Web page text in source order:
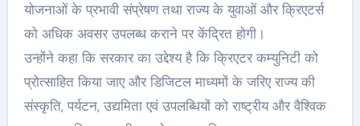
योजनाओं के प्रभावी संप्रेषण तथा राज्य के युवाओं और क्रिएटर्स
को अधिक अवसर उपलब्ध कराने पर केंद्रित होगी।
उन्होंने कहा कि सरकार का उद्देश्य है कि क्रिएटर कम्युनिटी को
प्रोत्साहित किया जाए और डिजिटल माध्यमों के जरिए राज्य की
संस्कृति, पर्यटन, उद्यमिता एवं उपलब्धियों को राष्ट्रीय और वैश्विक